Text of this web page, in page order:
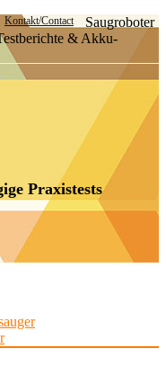
Kontakt/Contact
Saugroboter
& Akku-
Praxistests